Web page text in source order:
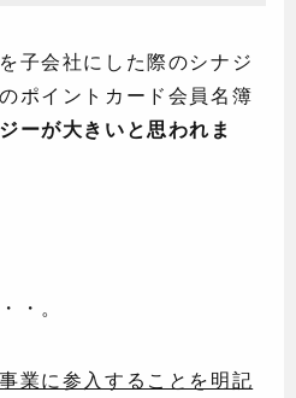
子会社にした際のシナジ
ポイントカード会員名簿
ーが大きいと思われま
・。
業に参入することを明記